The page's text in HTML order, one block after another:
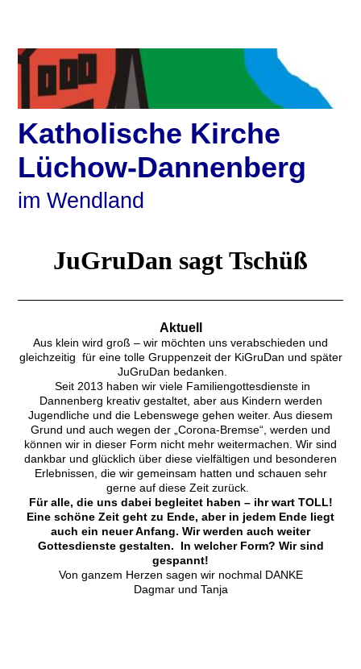
Katholische Kirche
Lüchow-Dannenberg
im Wendland
JuGruDan sagt Tschüß
Aktuell
Aus klein wird groß – wir möchten uns verabschieden und
gleichzeitig für eine tolle Gruppenzeit der KiGruDan und später
JuGruDan bedanken.
Seit 2013 haben wir viele Familiengottesdienste in
Dannenberg kreativ gestaltet, aber aus Kindern werden
Jugendliche und die Lebenswege gehen weiter. Aus diesem
Grund und auch wegen der „Corona-Bremse“, werden und
können wir in dieser Form nicht mehr weitermachen. Wir sind
dankbar und glücklich über diese vielfältigen und besonderen
Erlebnissen, die wir gemeinsam hatten und schauen sehr
gerne auf diese Zeit zurück.
Für alle, die uns dabei begleitet haben – ihr wart TOLL!
Eine schöne Zeit geht zu Ende, aber in jedem Ende liegt
auch ein neuer Anfang. Wir werden auch weiter
Gottesdienste gestalten. In welcher Form? Wir sind
gespannt!
Von ganzem Herzen sagen wir nochmal DANKE
Dagmar und Tanja